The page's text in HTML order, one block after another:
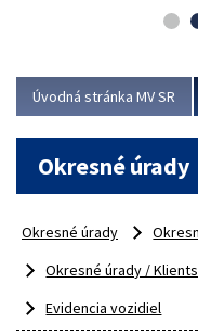
asociácie poisťovní
Viac
Úvodná stránka MV SR
Okresné úrady
Okresné úrady
Okresné úrady /
Evidencia vozidiel